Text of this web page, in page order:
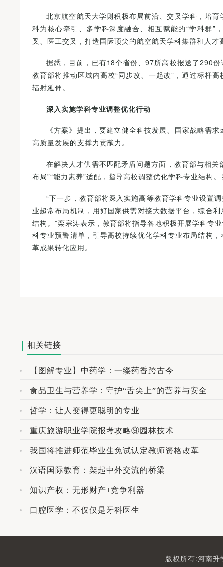
北京航空航天大学则积极布局前沿、交叉学科，培
科为核心牵引、多学科深度融合、相互赋能的“学科群”
叉、医工交叉，打造国际顶尖的航空航天学科集群和人才
据悉，目前，已有18个省份、97所高校报送了290
教育部将推动区域内高校“同步改、一起改”，通过标杆
辐射延伸。
深入实施学科专业调整优化行动
《方案》提出，要建立健全科技发展、国家战略需
高质量发展的支撑力贡献力。
在解决人才供需不匹配矛盾问题方面，教育部与相
布局”“能力素养”适配，指导高校调整优化学科专业结构
“下一步，教育部将深入实施高等教育学科专业设置
业超常布局机制，用好国家供需对接大数据平台，综合
结构。”栾宗涛表示，教育部将指导各地积极开展学科专
科专业预警清单，引导高校持续优化学科专业布局结构
革成果转化应用。
相关链接
【图解专业】中药学：一缕药香跨古今
食品卫生与营养学：守护“舌尖上”的营养与安全
哲学：让人变得更聪明的专业
重庆旅游职业学院报考攻略⑨园林技术
我国将推进师范毕业生免试认定教师资格改革
汉语国际教育：架起中外交流的桥梁
知识产权：无形财产+竞争利器
口腔医学：不仅仅是牙科医生
版权所有:河南